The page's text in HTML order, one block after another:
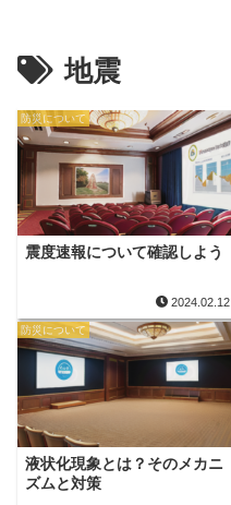
地震
防災について
震度速報について確認しよう
2024.02.12
防災について
液状化現象とは？そのメカニ
ズムと対策